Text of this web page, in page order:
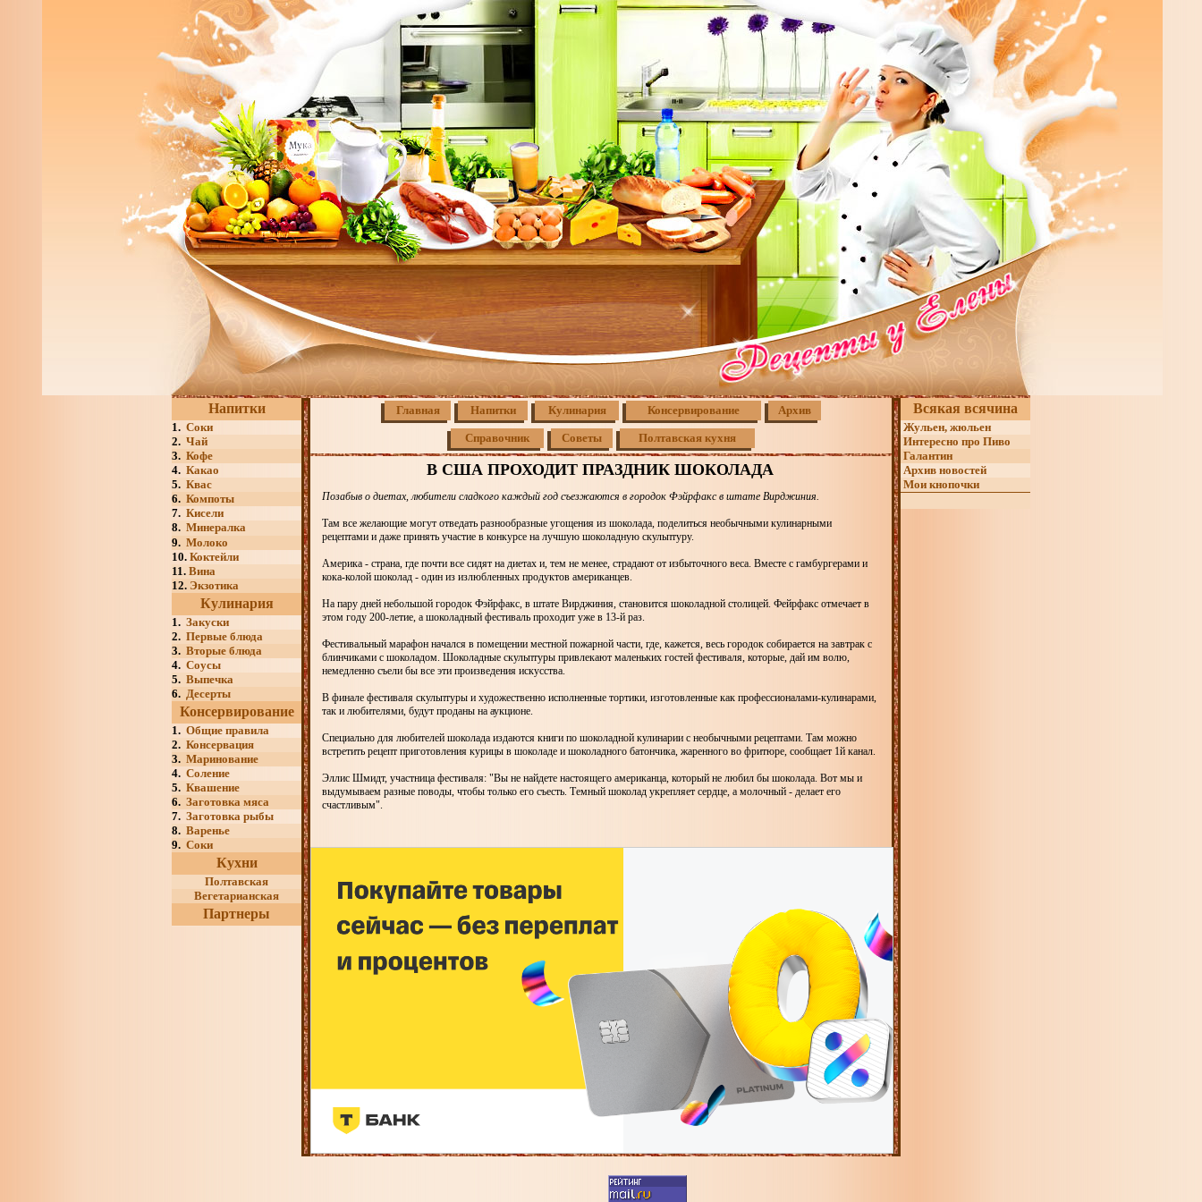
Напитки
1. Соки
2. Чай
3. Кофе
4. Какао
5. Квас
6. Компоты
7. Кисели
8. Минералка
9. Молоко
10. Коктейли
11. Вина
12. Экзотика
Кулинария
1. Закуски
2. Первые блюда
3. Вторые блюда
4. Соусы
5. Выпечка
6. Десерты
Консервирование
1. Общие правила
2. Консервация
3. Маринование
4. Соление
5. Квашение
6. Заготовка мяса
7. Заготовка рыбы
8. Варенье
9. Соки
Кухни
Полтавская
Вегетарианская
Партнеры
Главная Напитки Кулинария Консервирование Архив
Справочник Советы Полтавская кухня
В США ПРОХОДИТ ПРАЗДНИК ШОКОЛАДА
Позабыв о диетах, любители сладкого каждый год съезжаются в городок Фэйрфакс в штате Вирджиния.
Там все желающие могут отведать разнообразные угощения из шоколада, поделиться необычными кулинарными
рецептами и даже принять участие в конкурсе на лучшую шоколадную скульптуру.
Америка - страна, где почти все сидят на диетах и, тем не менее, страдают от избыточного веса. Вместе с гамбургерами и
кока-колой шоколад - один из излюбленных продуктов американцев.
На пару дней небольшой городок Фэйрфакс, в штате Вирджиния, становится шоколадной столицей. Фейрфакс отмечает в
этом году 200-летие, а шоколадный фестиваль проходит уже в 13-й раз.
Фестивальный марафон начался в помещении местной пожарной части, где, кажется, весь городок собирается на завтрак с
блинчиками с шоколадом. Шоколадные скульптуры привлекают маленьких гостей фестиваля, которые, дай им волю,
немедленно съели бы все эти произведения искусства.
В финале фестиваля скульптуры и художественно исполненные тортики, изготовленные как профессионалами-кулинарами,
так и любителями, будут проданы на аукционе.
Специально для любителей шоколада издаются книги по шоколадной кулинарии с необычными рецептами. Там можно
встретить рецепт приготовления курицы в шоколаде и шоколадного батончика, жаренного во фритюре, сообщает 1й канал.
Эллис Шмидт, участница фестиваля: "Вы не найдете настоящего американца, который не любил бы шоколада. Вот мы и
выдумываем разные поводы, чтобы только его съесть. Темный шоколад укрепляет сердце, а молочный - делает его
счастливым".
Всякая всячина
Жульен, жюльен
Интересно про Пиво
Галантин
Архив новостей
Мои кнопочки